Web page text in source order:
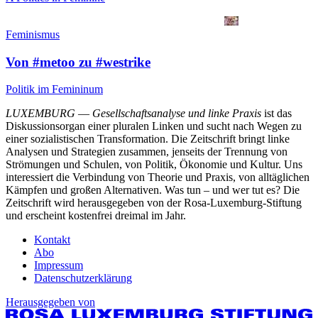
Feminismus
Von #metoo zu #westrike
Politik im Femininum
LUXEMBURG — Gesellschaftsanalyse und linke Praxis ist das
Diskussionsorgan einer pluralen Linken und sucht nach Wegen zu
einer sozialistischen Transformation. Die Zeitschrift bringt linke
Analysen und Strategien zusammen, jenseits der Trennung von
Strömungen und Schulen, von Politik, Ökonomie und Kultur. Uns
interessiert die Verbindung von Theorie und Praxis, von alltäglichen
Kämpfen und großen Alternativen. Was tun – und wer tut es? Die
Zeitschrift wird herausgegeben von der Rosa-Luxemburg-Stiftung
und erscheint kostenfrei dreimal im Jahr.
Kontakt
Abo
Impressum
Datenschutzerklärung
Herausgegeben von